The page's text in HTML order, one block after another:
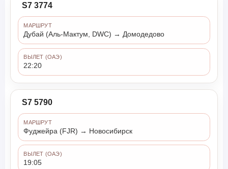
S7 3774
МАРШРУТ
Дубай (Аль-Мактум, DWC) → Домодедово
ВЫЛЕТ (ОАЭ)
22:20
S7 5790
МАРШРУТ
Фуджейра (FJR) → Новосибирск
ВЫЛЕТ (ОАЭ)
19:05